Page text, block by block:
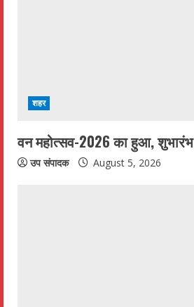
शहर
वन महोत्सव-2026 का हुआ, शुभारंभ
उप संपादक August 5, 2026